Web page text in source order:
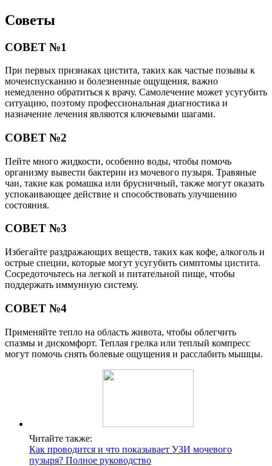
Советы
СОВЕТ №1
При первых признаках цистита, таких как частые позывы к
мочеиспусканию и болезненные ощущения, важно
немедленно обратиться к врачу. Самолечение может усугубить
ситуацию, поэтому профессиональная диагностика и
назначение лечения являются ключевыми шагами.
СОВЕТ №2
Пейте много жидкости, особенно воды, чтобы помочь
организму вывести бактерии из мочевого пузыря. Травяные
чаи, такие как ромашка или брусничный, также могут оказать
успокаивающее действие и способствовать улучшению
состояния.
СОВЕТ №3
Избегайте раздражающих веществ, таких как кофе, алкоголь и
острые специи, которые могут усугубить симптомы цистита.
Сосредоточьтесь на легкой и питательной пище, чтобы
поддержать иммунную систему.
СОВЕТ №4
Применяйте тепло на область живота, чтобы облегчить
спазмы и дискомфорт. Теплая грелка или теплый компресс
могут помочь снять болевые ощущения и расслабить мышцы.
Читайте также:
Как проводится и что показывает УЗИ мочевого
пузыря? Полное руководство